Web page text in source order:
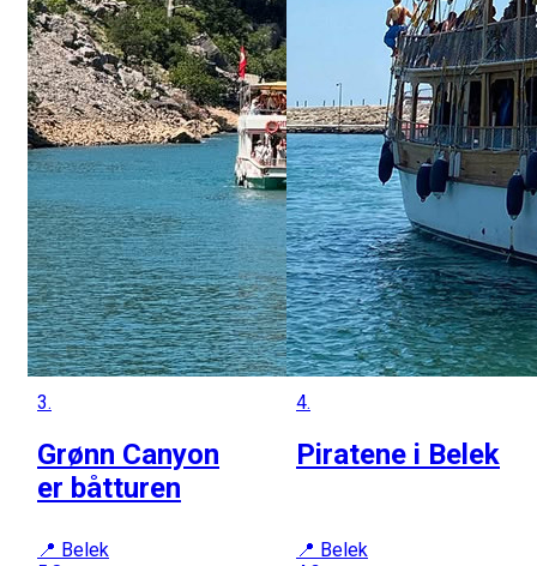
3.
Grønn Canyon
er båtturen
📍 Belek
4.
Piratene i Belek
📍 Belek